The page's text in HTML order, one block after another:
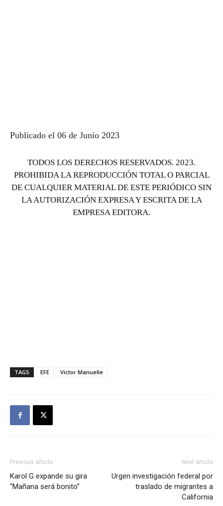
Publicado el 06 de Junio 2023
TODOS LOS DERECHOS RESERVADOS. 2023.
PROHIBIDA LA REPRODUCCIÓN TOTAL O PARCIAL
DE CUALQUIER MATERIAL DE ESTE PERIÓDICO SIN
LA AUTORIZACIÓN EXPRESA Y ESCRITA DE LA
EMPRESA EDITORA.
TAGS EFE Victor Manuelle
Previous article
Karol G expande su gira
“Mañana será bonito”
Next article
Urgen investigación federal por
traslado de migrantes a
California